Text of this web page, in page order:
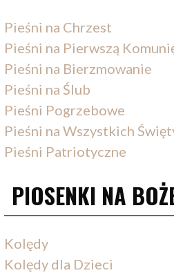
Pieśni na Chrzest
Pieśni na Pierwszą
Pieśni na Bierzmowanie
Pieśni na Ślub
Pieśni Pogrzebowe
Pieśni na Wszystkich
Pieśni Patriotyczne
PIOSENKI NA
Kolędy
Kolędy dla Dzieci